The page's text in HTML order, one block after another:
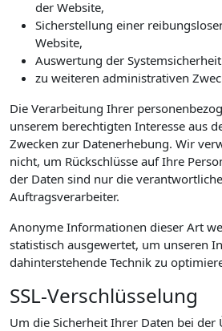
der Website,
Sicherstellung einer
Website,
Auswertung der
zu weiteren administrativen
Die Verarbeitung Ihrer
unserem berechtigten Interesse aus
Zwecken zur Datenerhebung. Wir
nicht, um Rückschlüsse auf Ihre
der Daten sind nur die
Auftragsverarbeiter.
Anonyme Informationen dieser Art
statistisch ausgewertet, um unseren
dahinterstehende Technik zu
SSL-Verschlüsselung
Um die Sicherheit Ihrer Daten bei der